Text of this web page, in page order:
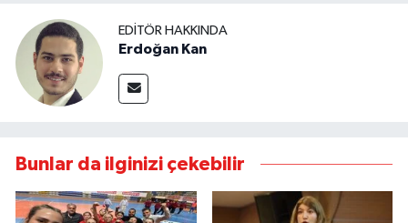
EDITÖR HAKKINDA
Erdoğan Kan
Bunlar da ilginizi çekebilir